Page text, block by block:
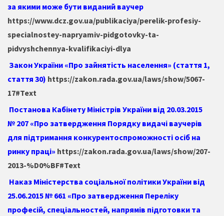
за якими може бути виданий ваучер
https://www.dcz.gov.ua/publikaciya/perelik-profesiy-
specialnostey-napryamiv-pidgotovky-ta-
pidvyshchennya-kvalifikaciyi-dlya
Закон України «Про зайнятість населення» (стаття 1,
стаття 30) https://zakon.rada.gov.ua/laws/show/5067-
17#Text
Постанова Кабінету Міністрів України від 20.03.2015
№ 207 «Про затвердження Порядку видачі ваучерів
для підтримання конкурентоспроможності осіб на
ринку праці» https://zakon.rada.gov.ua/laws/show/207-
2013-%D0%BF#Text
Наказ Міністерства соціальної політики України від
25.06.2015 № 661 «Про затвердження Переліку
професій, спеціальностей, напрямів підготовки та